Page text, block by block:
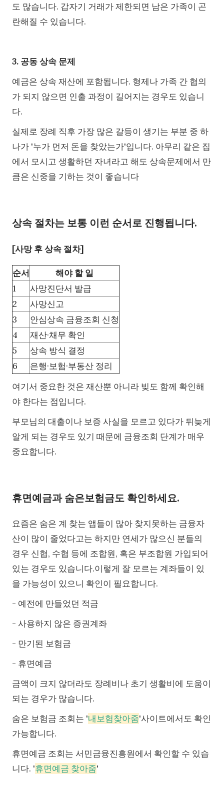
도 많습니다. 갑자기 거래가 제한되면 남은 가족이 곤
란해질 수 있습니다.
3. 공동 상속 문제
예금은 상속 재산에 포함됩니다. 형제나 가족 간 협의
가 되지 않으면 인출 과정이 길어지는 경우도 있습니
다.
실제로 장례 직후 가장 많은 갈등이 생기는 부분 중 하
나가 '누가 먼저 돈을 찾았는가'입니다. 아무리 같은 집
에서 모시고 생활하던 자녀라고 해도 상속문제에서 만
큼은 신중을 기하는 것이 좋습니다
상속 절차는 보통 이런 순서로 진행됩니다.
[사망 후 상속 절차]
순서
해야 할 일
1
사망진단서 발급
2
사망신고
3
안심상속 금융조회 신청
4
재산·채무 확인
5
상속 방식 결정
6
은행·보험·부동산 정리
여기서 중요한 것은 재산뿐 아니라 빚도 함께 확인해
야 한다는 점입니다.
부모님의 대출이나 보증 사실을 모르고 있다가 뒤늦게
알게 되는 경우도 있기 때문에 금융조회 단계가 매우
중요합니다.
휴면예금과 숨은보험금도 확인하세요.
요즘은 숨은 계 찾는 앱들이 많아 찾지못하는 금융자
산이 많이 줄었다고는 하지만 연세가 많으신 분들의
경우 신협, 수협 등에 조합원, 혹은 부조합원 가입되어
있는 경우도 있습니다.이렇게 잘 모르는 계좌들이 있
을 가능성이 있으니 확인이 필요합니다.
- 예전에 만들었던 적금
- 사용하지 않은 증권계좌
- 만기된 보험금
- 휴면예금
금액이 크지 않더라도 장례비나 초기 생활비에 도움이
되는 경우가 많습니다.
숨은 보험금 조회는 '내보험찾아줌'사이트에서도 확인
가능합니다.
휴면예금 조회는 서민금융진흥원에서 확인할 수 있습
니다. '휴면예금 찾아줌'